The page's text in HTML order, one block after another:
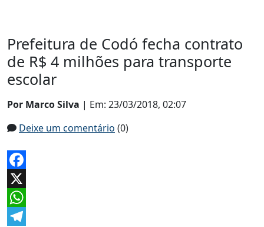
Prefeitura de Codó fecha contrato
de R$ 4 milhões para transporte
escolar
Por Marco Silva | Em: 23/03/2018, 02:07
Deixe um comentário (0)
Facebook
X
WhatsApp